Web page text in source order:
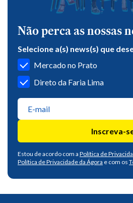
Não perca as nossas
Selecione a(s) news(s) que
Mercado no Prato
Direto da Faria Lima
Inscreva-
Estou de acordo com a Política de
Política de Privacidade da Ágora e com os